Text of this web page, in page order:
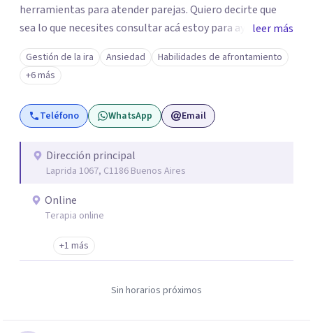
herramientas para atender parejas. Quiero decirte que
sea lo que necesites consultar acá estoy para ayudarte .
Pedir ayuda es el gran paso que te saca de donde estás ,
con paciencia iremos trabajando los pensamientos y las
emociones y así poco a poco marcar un camino de
bienestar .
leer más
Gestión de la ira Ansiedad
Habilidades de afrontamiento
+6 más
Teléfono WhatsApp Email
Dirección principal
Laprida 1067, C1186 Buenos Aires
Online
Terapia online
+1 más
Sin horarios próximos